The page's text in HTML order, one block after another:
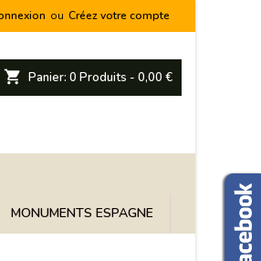
ou Créez votre compte
shopping_cart Panier: 0 Produits - 0,00 €
MONUMENTS ESPAGNE